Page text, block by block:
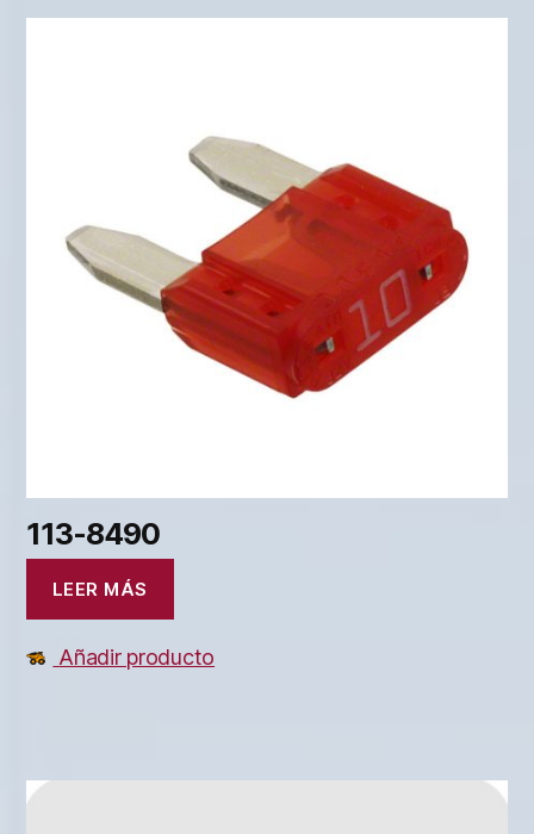
113-8490
LEER MÁS
Añadir producto